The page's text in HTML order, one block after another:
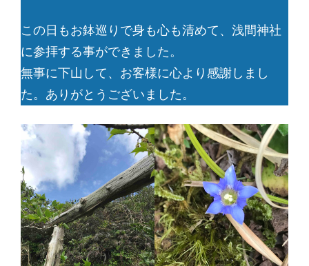
この日もお鉢巡りで身も心も清めて、浅間神社
に参拝する事ができました。
無事に下山して、お客様に心より感謝しまし
た。ありがとうございました。